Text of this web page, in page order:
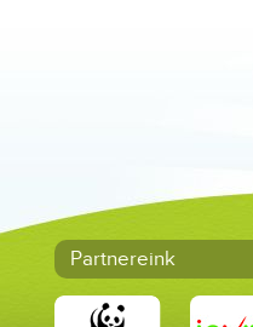
Partnereink